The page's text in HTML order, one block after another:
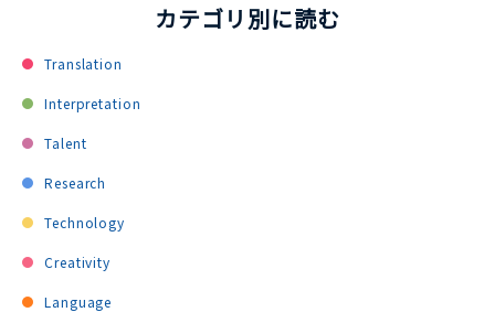
カテゴリ別に読む
Translation
Interpretation
Talent
Research
Technology
Creativity
Language